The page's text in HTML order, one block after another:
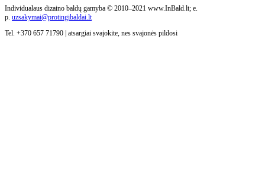
Individualaus dizaino baldų gamyba © 2010–2021 www.InBald.lt; e.
p. uzsakymai@protingibaldai.lt
Tel. +370 657 71790 | atsargiai svajokite, nes svajonės pildosi